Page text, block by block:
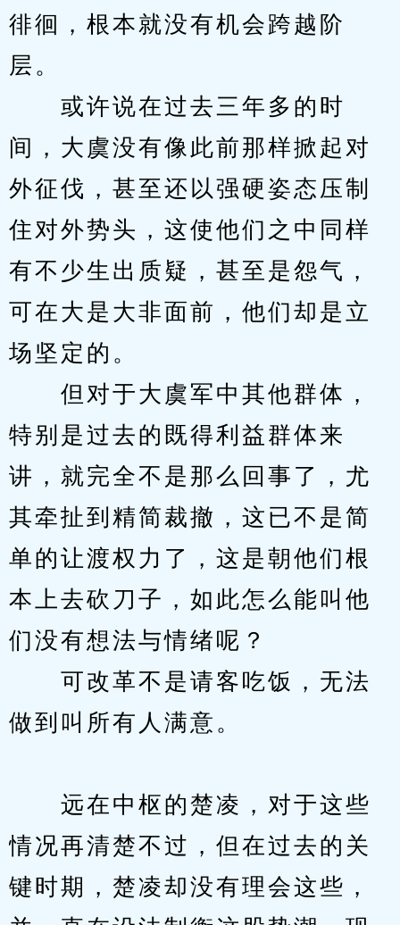
徘徊，根本就没有机会跨越阶
层。
或许说在过去三年多的时
间，大虞没有像此前那样掀起对
外征伐，甚至还以强硬姿态压制
住对外势头，这使他们之中同样
有不少生出质疑，甚至是怨气，
可在大是大非面前，他们却是立
场坚定的。
但对于大虞军中其他群体，
特别是过去的既得利益群体来
讲，就完全不是那么回事了，尤
其牵扯到精简裁撤，这已不是简
单的让渡权力了，这是朝他们根
本上去砍刀子，如此怎么能叫他
们没有想法与情绪呢？
可改革不是请客吃饭，无法
做到叫所有人满意。
远在中枢的楚凌，对于这些
情况再清楚不过，但在过去的关
键时期，楚凌却没有理会这些，